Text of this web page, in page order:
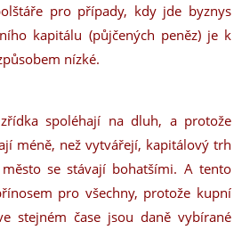
pro případy, kdy jde byznys
kapitálu (půjčených peněz) je k
nízké.
spoléhají na dluh, a protože
méně, než vytvářejí, kapitálový trh
se stávají bohatšími. A tento
pro všechny, protože kupní
stejném čase jsou daně vybírané